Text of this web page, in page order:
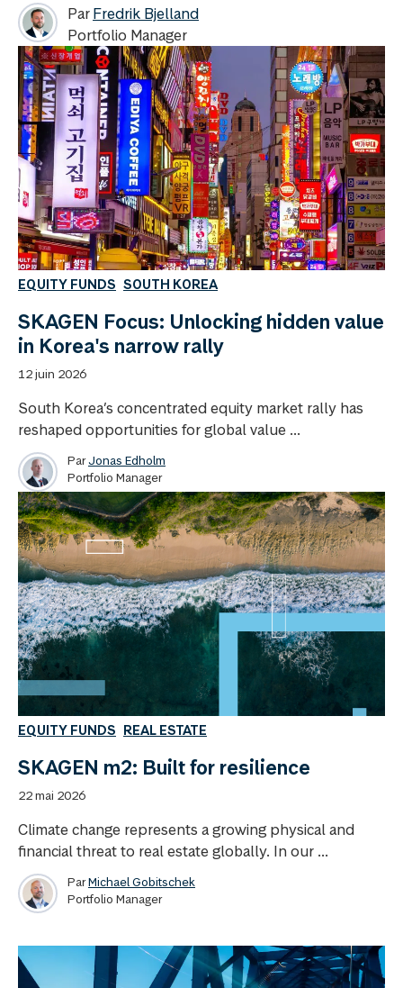
ParFredrik Bjelland
Portfolio Manager
EQUITY FUNDS SOUTH KOREA
SKAGEN Focus: Unlocking hidden value
in Korea's narrow rally
12 juin 2026
South Korea’s concentrated equity market rally has
reshaped opportunities for global value ...
ParJonas Edholm
Portfolio Manager
EQUITY FUNDS REAL ESTATE
SKAGEN m2: Built for resilience
22 mai 2026
Climate change represents a growing physical and
financial threat to real estate globally. In our ...
ParMichael Gobitschek
Portfolio Manager